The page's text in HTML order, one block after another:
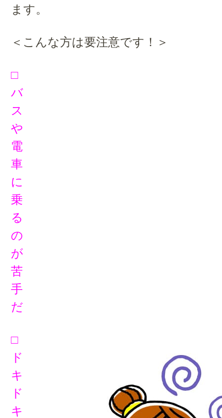
ます。
＜ こんな方は要注意です！＞
□
バ
ス
や
電
車
に
乗
る
の
が
苦
手
だ
□
ド
キ
ド
キ